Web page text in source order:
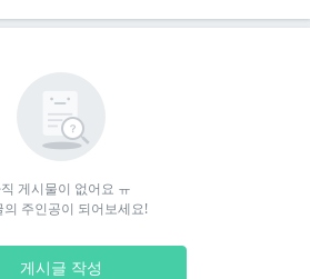
게시물이 없어요 ㅠ
의 주인공이 되어보세요!
게시글 작성